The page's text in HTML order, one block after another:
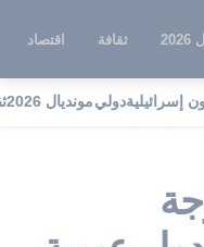
ثقافة اقتصاد
إسرائيليةدوليمونديال 2026